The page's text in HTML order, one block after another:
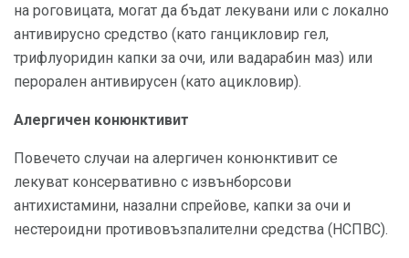
на роговицата, могат да бъдат лекувани или с локално
антивирусно средство (като ганцикловир гел,
трифлуоридин капки за очи, или вадарабин маз) или
перорален антивирусен (като ацикловир).
Алергичен конюнктивит
Повечето случаи на алергичен конюнктивит се
лекуват консервативно с извънборсови
антихистамини, назални спрейове, капки за очи и
нестероидни противовъзпалителни средства (НСПВС).